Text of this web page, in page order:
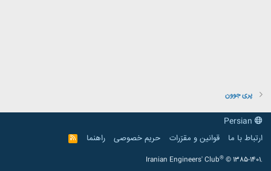
پری جوون
ارتباط با ما
قوانین و مقرّرات حریم خصوصی راهنما
R
S
Iranian Engineers' Club® © 1385-1401.